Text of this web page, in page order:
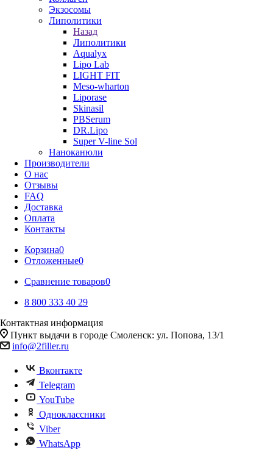
Экзосомы
Липолитики
Назад
Липолитики
Aqualyx
Lipo Lab
LIGHT FIT
Meso-wharton
Liporase
Skinasil
PBSerum
DR.Lipo
Super V-line Sol
Наноканюли
Производители
О нас
Отзывы
FAQ
Доставка
Оплата
Контакты
Корзина0
Отложенные0
Сравнение товаров0
8 800 333 40 29
Контактная информация
Пункт выдачи в городе Смоленск: ул. Попова, 13/1
info@2filler.ru
Вконтакте
Telegram
YouTube
Одноклассники
Viber
WhatsApp